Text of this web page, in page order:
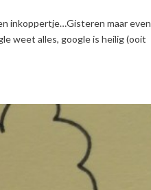
inkoppertje…Gisteren maar even
weet alles, google is heilig (ooit